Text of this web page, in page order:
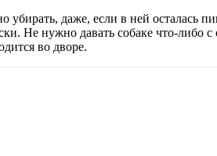
даже, если в ней осталась
Не нужно давать собаке что-либо
во дворе.